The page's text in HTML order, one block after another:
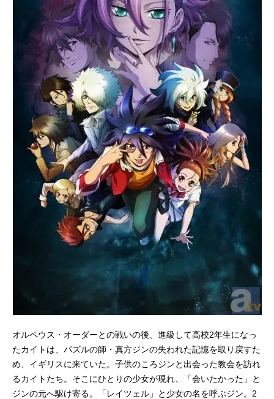
オルペウス・オーダーとの戦いの後、進級して高校2年生になっ
たカイトは、パズルの師・真方ジンの失われた記憶を取り戻すた
め、イギリスに来ていた。子供のころジンと出会った教会を訪れ
るカイトたち。そこにひとりの少女が現れ、「会いたかった」と
ジンの元へ駆け寄る。「レイツェル」と少女の名を呼ぶジン。2